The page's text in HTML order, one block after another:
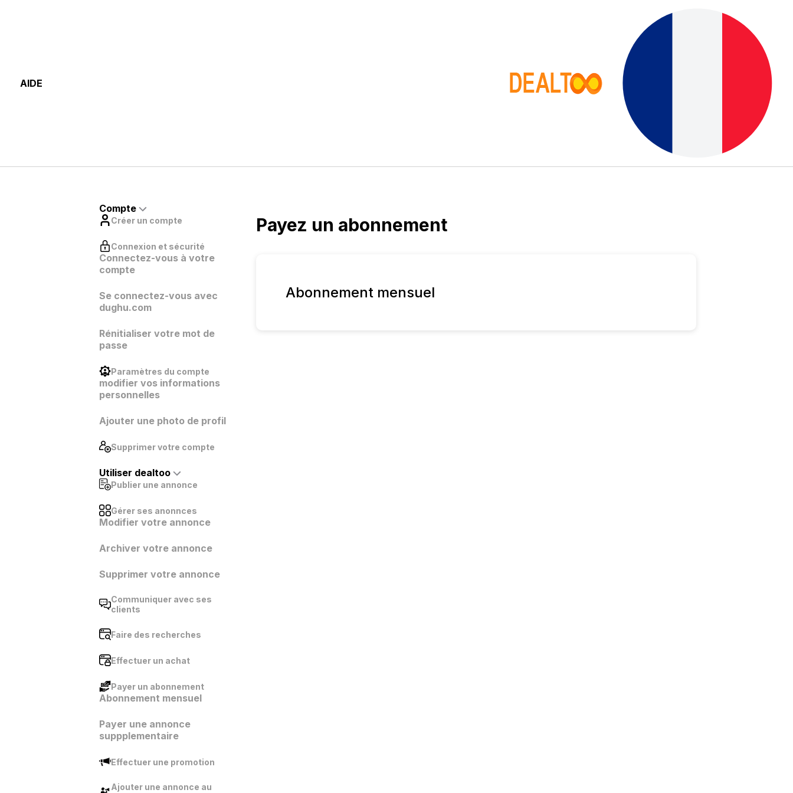
AIDE
Compte
Créer un compte
Connexion et sécurité
Connectez-vous à votre
compte
Se connectez-vous avec
dughu.com
Rénitialiser votre mot de
passe
Paramètres du compte
modifier vos informations
personnelles
Ajouter une photo de profil
Supprimer votre compte
Utiliser dealtoo
Publier une annonce
Gérer ses anonnces
Modifier votre annonce
Archiver votre annonce
Supprimer votre annonce
Communiquer avec ses
clients
Faire des recherches
Effectuer un achat
Payer un abonnement
Abonnement mensuel
Payer une annonce
suppplementaire
Effectuer une promotion
Ajouter une annonce au
Payez un abonnement
Abonnement mensuel